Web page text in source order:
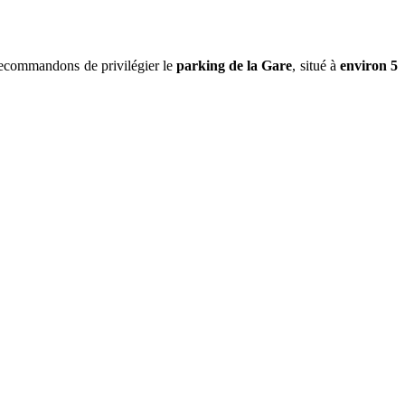
de privilégier leparking de la Gare, situé à environ 5